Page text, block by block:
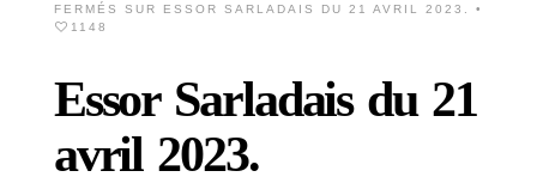
FERMÉS
SUR ESSOR SARLADAIS DU 21 AVRIL 2023.
•
1148
Essor Sarladais du 21
avril 2023.